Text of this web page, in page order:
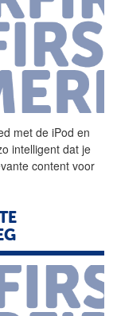
met de iPod en
intelligent dat je
content voor